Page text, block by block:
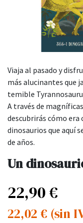
Viaja al pasado y
más alucinantes que
temible
A través de
descubrirás cómo era
dinosaurios que aquí
de años.
Un
22,90€
22,02 € (sin